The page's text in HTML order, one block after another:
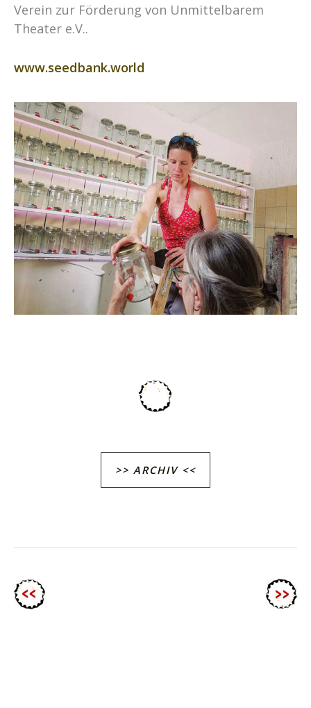
Verein zur Förderung von Unmittelbarem
Theater e.V..
www.seedbank.world
>> ARCHIV <<